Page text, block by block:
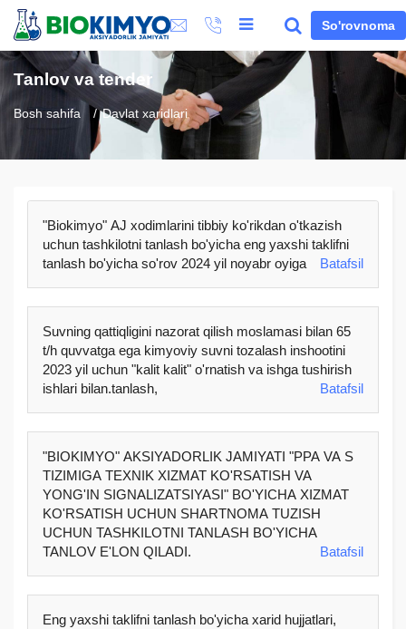
So'rovnoma
Tanlov va tender
Bosh sahifa Davlat xaridlari
"Biokimyo" AJ xodimlarini tibbiy ko'rikdan o'tkazish
uchun tashkilotni tanlash bo'yicha eng yaxshi taklifni
tanlash bo'yicha so'rov 2024 yil noyabr oyiga
Batafsil
Suvning qattiqligini nazorat qilish moslamasi bilan 65
t/h quvvatga ega kimyoviy suvni tozalash inshootini
2023 yil uchun "kalit kalit" o'rnatish va ishga tushirish
ishlari bilan.tanlash,
Batafsil
"BIOKIMYO" AKSIYADORLIK JAMIYATI "PPA VA S
TIZIMIGA TEXNIK XIZMAT KO'RSATISH VA
YONG'IN SIGNALIZATSIYASI" BO'YICHA XIZMAT
KO'RSATISH UCHUN SHARTNOMA TUZISH
UCHUN TASHKILOTNI TANLASH BO'YICHA
TANLOV E'LON QILADI.
Batafsil
Eng yaxshi taklifni tanlash bo'yicha xarid hujjatlari,